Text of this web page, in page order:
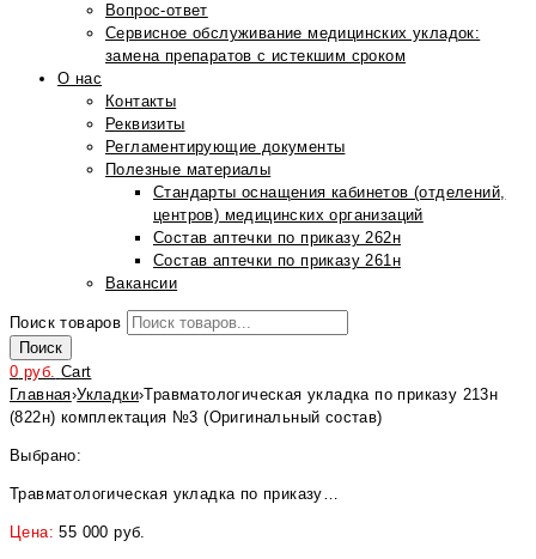
Вопрос-ответ
Сервисное обслуживание медицинских укладок:
замена препаратов с истекшим сроком
О нас
Контакты
Реквизиты
Регламентирующие документы
Полезные материалы
Стандарты оснащения кабинетов (отделений,
центров) медицинских организаций
Состав аптечки по приказу 262н
Состав аптечки по приказу 261н
Вакансии
Поиск товаров
Поиск
0 руб. Cart
Главная›Укладки›Травматологическая укладка по приказу 213н
(822н) комплектация №3 (Оригинальный состав)
Выбрано:
Травматологическая укладка по приказу…
Цена:55 000 руб.